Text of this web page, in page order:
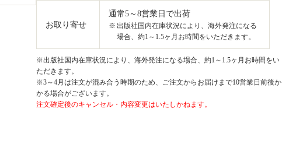
お取り寄せ
通常5～8営業日で出荷
出版社国内在庫状況により、海外発注になる
場合、約1～1.5ヶ月お時間をいただきます。
※出版社国内在庫状況により、海外発注になる場合、約1～1.5ヶ月お時間をい
ただきます。
※3～4月は注文が混み合う時期のため、ご注文からお届けまで10営業日前後か
かる場合がございます。
注文確定後のキャンセル・内容変更はいたしかねます。